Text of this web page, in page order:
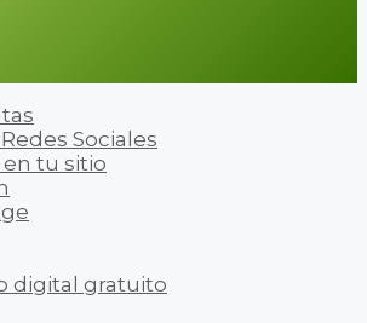
Sociales
tu sitio
digital gratuito